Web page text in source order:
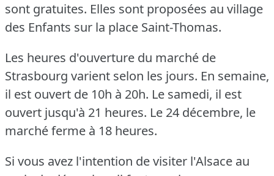
sont gratuites. Elles sont proposées au village
des Enfants sur la place Saint-Thomas.
Les heures d'ouverture du marché de
Strasbourg varient selon les jours. En semaine,
il est ouvert de 10h à 20h. Le samedi, il est
ouvert jusqu'à 21 heures. Le 24 décembre, le
marché ferme à 18 heures.
Si vous avez l'intention de visiter l'Alsace au